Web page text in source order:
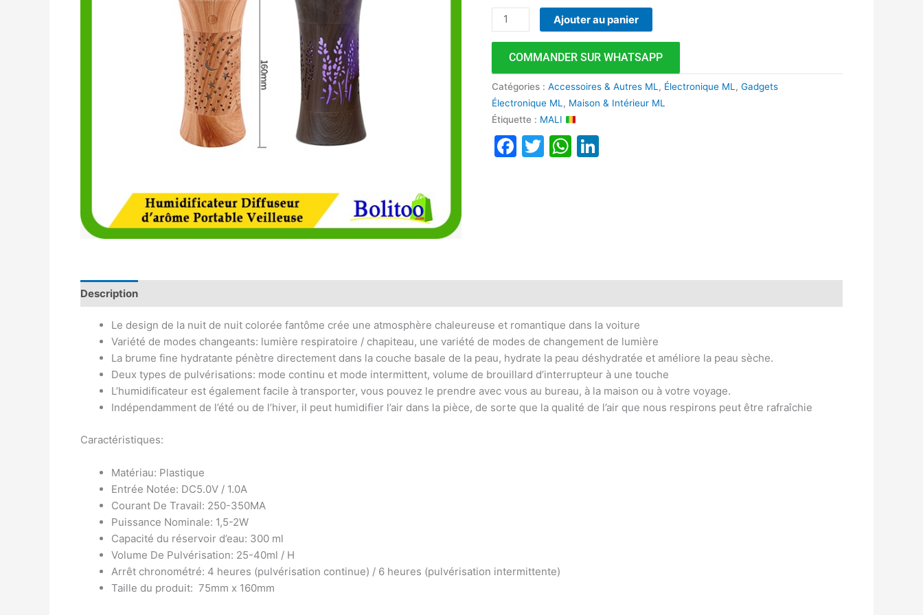
Ajouter au panier
COMMANDER SUR WHATSAPP
Catégories :Accessoires & Autres ML, Électronique ML,Gadgets
Électronique ML, Maison & Intérieur ML
Étiquette : MALI
Facebook
TwitterWhatsApp
Description
Le design de la nuit de nuit colorée fantôme crée une atmosphère chaleureuse et romantique dans la voiture
Variété de modes changeants: lumière respiratoire / chapiteau, une variété de modes de changement de lumière
La brume fine hydratante pénètre directement dans la couche basale de la peau, hydrate la peau déshydratée et améliore la peau sèche.
Deux types de pulvérisations: mode continu et mode intermittent, volume de brouillard d’interrupteur à une touche
L’humidificateur est également facile à transporter, vous pouvez le prendre avec vous au bureau, à la maison ou à votre voyage.
Indépendamment de l’été ou de l’hiver, il peut humidifier l’air dans la pièce, de sorte que la qualité de l’air que nous respirons peut être rafraîchie
Caractéristiques:
Matériau: Plastique
Entrée Notée: DC5.0V / 1.0A
Courant De Travail: 250-350MA
Puissance Nominale: 1,5-2W
Capacité du réservoir d’eau: 300 ml
Volume De Pulvérisation: 25-40ml / H
Arrêt chronométré: 4 heures (pulvérisation continue) / 6 heures (pulvérisation intermittente)
Taille du produit: 75mm x 160mm